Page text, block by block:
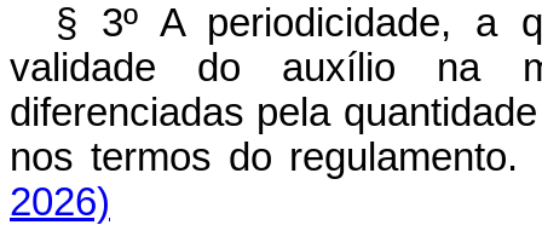
§ 3º A periodicidade, a
validade do auxílio na
diferenciadas pela
nos termos do
2026)